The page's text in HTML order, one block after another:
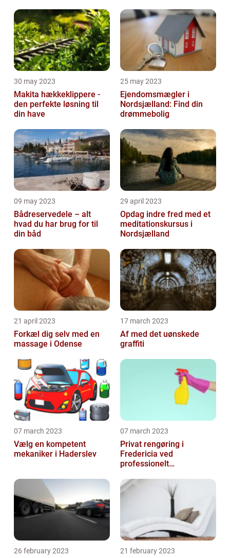
30 may 2023
Makita hækkeklippere -
den perfekte løsning til
din have
25 may 2023
Ejendomsmægler i
Nordsjælland: Find din
drømmebolig
09 may 2023
Bådreservedele – alt
hvad du har brug for til
din båd
29 april 2023
Opdag indre fred med et
meditationskursus i
Nordsjælland
21 april 2023
Forkæl dig selv med en
massage i Odense
17 march 2023
Af med det uønskede
graffiti
07 march 2023
Vælg en kompetent
mekaniker i Haderslev
07 march 2023
Privat rengøring i
Fredericia ved
professionelt
26 february 2023 21 february 2023